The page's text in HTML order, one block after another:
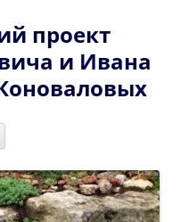
проект
и Ивана